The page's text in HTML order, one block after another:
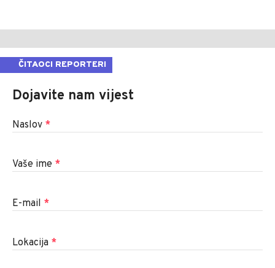
ČITAOCI REPORTERI
Dojavite nam vijest
Naslov *
Vaše ime *
E-mail *
Lokacija *